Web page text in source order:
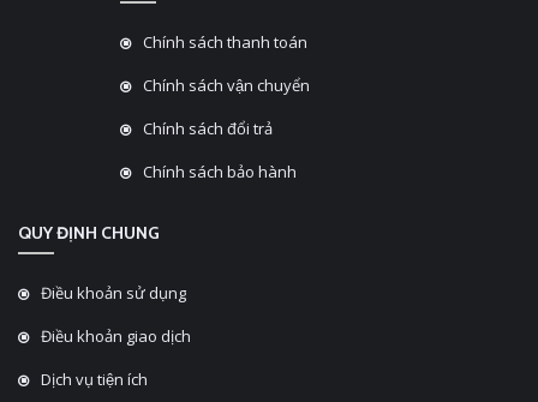
Chính sách thanh toán
Chính sách vận chuyển
Chính sách đổi trả
Chính sách bảo hành
QUY ĐỊNH CHUNG
Điều khoản sử dụng
Điều khoản giao dịch
Dịch vụ tiện ích